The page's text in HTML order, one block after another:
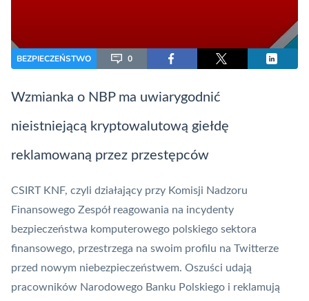
BEZPIECZEŃSTWO 0
Wzmianka o NBPma uwiarygodnić
nieistniejącą kryptowalutową giełdę
reklamowaną przez przestępców
CSIRT KNF, czyli działający przy Komisji Nadzoru
Finansowego Zespół reagowania na incydenty
bezpieczeństwa komputerowego polskiego sektora
finansowego, przestrzega na swoim profilu na Twitterze
przed nowym niebezpieczeństwem. Oszuści udają
pracowników Narodowego Banku Polskiego i reklamują